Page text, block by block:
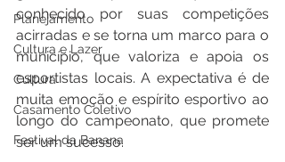
Planejamento
Cultura e Lazer
Cultura
Casamento Coletivo
Festival da Banana
conhecido por suas competições
acirradas e se torna um marco para o
município, que valoriza e apoia os
esportistas locais. A expectativa é de
muita emoção e espírito esportivo ao
longo do campeonato, que promete
ser um sucesso.